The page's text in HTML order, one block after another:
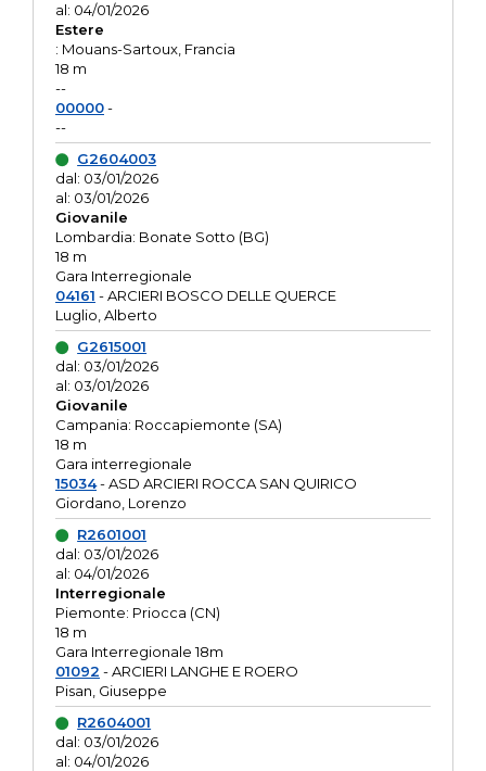
al: 04/01/2026
Estere
: Mouans-Sartoux, Francia
18 m
--
00000-
--
G2604003
dal: 03/01/2026
al: 03/01/2026
Giovanile
Lombardia: Bonate Sotto (BG)
18 m
Gara Interregionale
04161 - ARCIERI BOSCO DELLE QUERCE
Luglio, Alberto
G2615001
dal: 03/01/2026
al: 03/01/2026
Giovanile
Campania: Roccapiemonte (SA)
18 m
Gara interregionale
15034- ASD ARCIERI ROCCA SAN QUIRICO
Giordano, Lorenzo
R2601001
dal: 03/01/2026
al: 04/01/2026
Interregionale
Piemonte: Priocca (CN)
18 m
Gara Interregionale 18m
01092 - ARCIERI LANGHE E ROERO
Pisan, Giuseppe
R2604001
dal: 03/01/2026
al: 04/01/2026